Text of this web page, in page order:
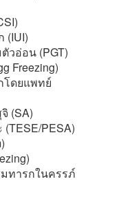
(IUI)
วอ่อน (PGT)
Freezing)
โดยแพทย์
(SA)
PESA)
ทารกในครรภ์